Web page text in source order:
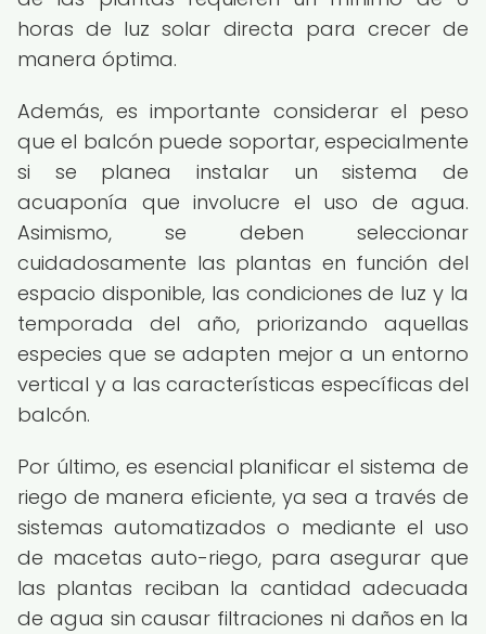
horas de luz solar directa para crecer de
manera óptima.
Además, es importante considerar el peso
que el balcón puede soportar, especialmente
si se planea instalar un sistema de
acuaponía que involucre el uso de agua.
Asimismo, se deben seleccionar
cuidadosamente las plantas en función del
espacio disponible, las condiciones de luz y la
temporada del año, priorizando aquellas
especies que se adapten mejor a un entorno
vertical y a las características específicas del
balcón.
Por último, es esencial planificar el sistema de
riego de manera eficiente, ya sea a través de
sistemas automatizados o mediante el uso
de macetas auto-riego, para asegurar que
las plantas reciban la cantidad adecuada
de agua sin causar filtraciones ni daños en la